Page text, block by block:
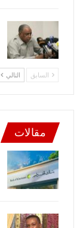
السابق التالي
مقالات